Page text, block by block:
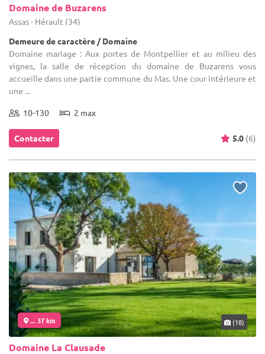
Domaine de Buzarens
Assas - Hérault (34)
Demeure de caractère / Domaine
Domaine mariage : Aux portes de Montpellier et au milieu des
vignes, la salle de réception du domaine de Buzarens vous
accueille dans une partie commune du Mas. Une cour intérieure et
une ...
10-130 2 max
Contacter 5.0 (6)
... 37 km (18)
Domaine La Clausade